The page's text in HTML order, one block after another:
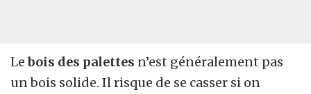
Lebois des palettes n’est généralement pas
un bois solide. Il risque de se casser si on